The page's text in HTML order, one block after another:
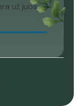
už juos